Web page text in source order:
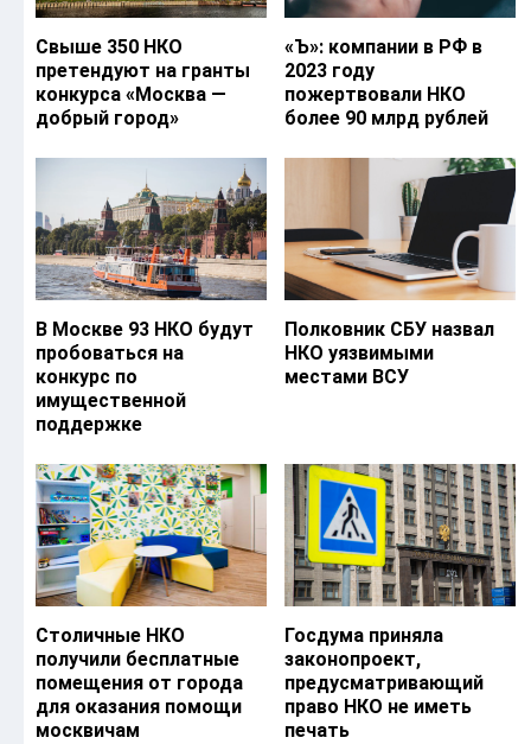
Свыше 350 НКО
претендуют на гранты
конкурса «Москва —
добрый город»
«Ъ‎»: компании в РФ в
2023 году
пожертвовали НКО
более 90 млрд рублей
В Москве 93 НКО будут
пробоваться на
конкурс по
имущественной
поддержке
Полковник СБУ назвал
НКО уязвимыми
местами ВСУ
Столичные НКО
получили бесплатные
помещения от города
для оказания помощи
москвичам
Госдума приняла
законопроект,
предусматривающий
право НКО не иметь
печать